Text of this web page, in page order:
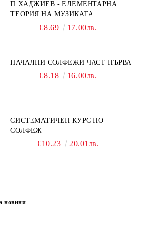
П.ХАДЖИЕВ - ЕЛЕМЕНТАРНА
ТЕОРИЯ НА МУЗИКАТА
€8.69 17.00лв.
НАЧАЛНИ СОЛФЕЖИ ЧАСТ ПЪРВА
€8.18 16.00лв.
СИСТЕМАТИЧЕН КУРС ПО
СОЛФЕЖ
€10.23 20.01лв.
новини